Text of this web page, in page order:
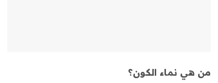
من هي نماء الكون؟